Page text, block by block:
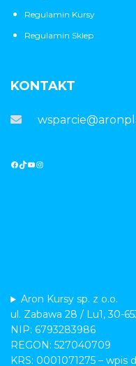
Regulamin Kursy
Regulamin Sklep
KONTAKT
Aron Kursy sp. z o.o.
ul. Zabawa 28 / Lu1, 30-
NIP: 6793283986
REGON: 527040709
KRS: 0001071275 –